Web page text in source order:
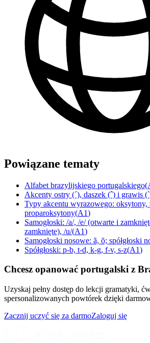
Powiązane tematy
Alfabet brazylijskiego portugalskiego(
Akcenty ostry (´), daszek (ˆ) i grawis
Typy akcentu wyrazowego: oksytony,
proparoksytony(A1)
Samogłoski: /a/, /e/ (otwarte i
zamknięte), /u/(A1)
Samogłoski nosowe: ã, õ; spółgłoski
Spółgłoski: p-b, t-d, k-g, f-v, s-z(A1)
Chcesz opanować portugalski z
Uzyskaj pełny dostęp do lekcji gramatyki,
spersonalizowanych powtórek dzięki
Zacznij uczyć się za darmoZaloguj się